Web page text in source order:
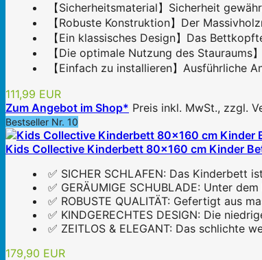
【Sicherheitsmaterial】Sicherheit
【Robuste Konstruktion】Der
【Ein klassisches Design】Das
【Die optimale Nutzung des
【Einfach zu installieren】Ausführliche
111,99 EUR
Zum Angebot im Shop* Preis inkl. MwSt., zzgl.
Bestseller Nr. 10
Kids Collective Kinderbett 80x160 cm Kinder
✅ SICHER SCHLAFEN: Das Kinderbett
✅ GERÄUMIGE SCHUBLADE: Unter
✅ ROBUSTE QUALITÄT: Gefertigt aus
✅ KINDGERECHTES DESIGN: Die
✅ ZEITLOS & ELEGANT: Das schlichte
179,90 EUR